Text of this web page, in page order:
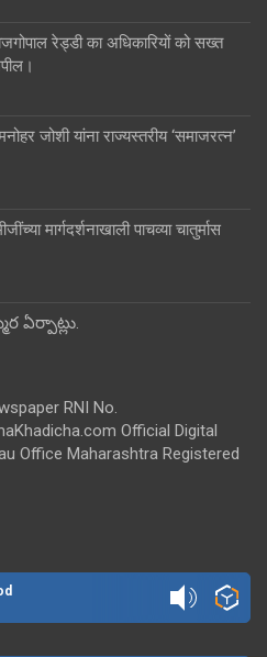
रेड्डी का अधिकारियों को सख्त
जोशी यांना राज्यस्तरीय ‘समाजरत्न’
मार्गदर्शनाखाली पाचव्या चातुर्मास
ఏర్పాట్లు.
RNI No.
Official Digital
Office Maharashtra Registered